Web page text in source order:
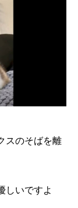
スのそばを離
しいですよ